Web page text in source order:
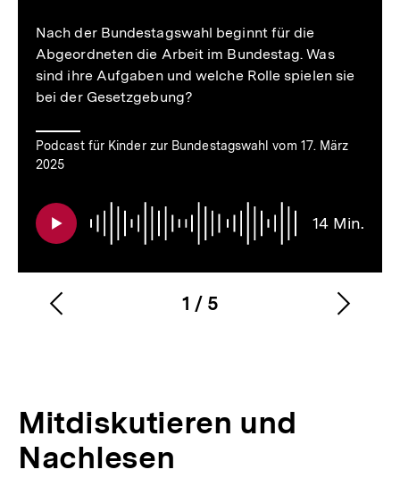
14 Min.
Nach der Bundestagswahl beginnt für die
Abgeordneten die Arbeit im Bundestag. Was
sind ihre Aufgaben und welche Rolle spielen sie
bei der Gesetzgebung?
Podcast für Kinder zur Bundestagswahl vom 17. März
2025
Karussellinhalt
1
von
/ 5
Vorherigen
Mitdiskutieren und
Nachlesen